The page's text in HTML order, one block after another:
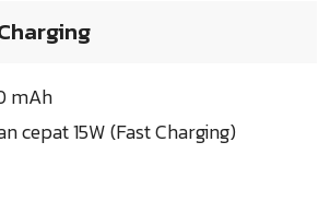
mAh
cepat 15W (Fast Charging)